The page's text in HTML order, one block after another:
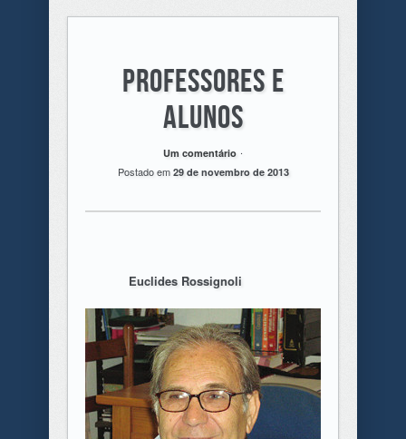
Professores e
Alunos
Um comentário .
Postado em 29 de novembro de 2013
Euclides Rossignoli